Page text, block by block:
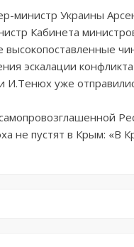
министр Украины
Кабинета
высокопоставленные
эскалации
И.Тенюх уже
не пустят в Крым: «В